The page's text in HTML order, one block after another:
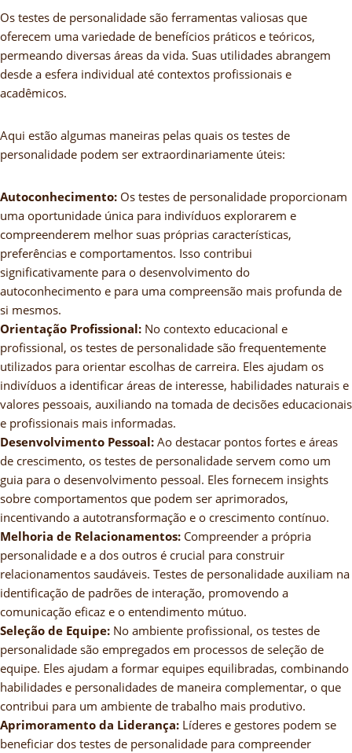
Os testes de personalidade são ferramentas valiosas que
oferecem uma variedade de benefícios práticos e teóricos,
permeando diversas áreas da vida. Suas utilidades abrangem
desde a esfera individual até contextos profissionais e
acadêmicos.
Aqui estão algumas maneiras pelas quais os testes de
personalidade podem ser extraordinariamente úteis:
Autoconhecimento: Os testes de personalidade proporcionam
uma oportunidade única para indivíduos explorarem e
compreenderem melhor suas próprias características,
preferências e comportamentos. Isso contribui
significativamente para o desenvolvimento do
autoconhecimento e para uma compreensão mais profunda de
si mesmos.
Orientação Profissional: No contexto educacional e
profissional, os testes de personalidade são frequentemente
utilizados para orientar escolhas de carreira. Eles ajudam os
indivíduos a identificar áreas de interesse, habilidades naturais e
valores pessoais, auxiliando na tomada de decisões educacionais
e profissionais mais informadas.
Desenvolvimento Pessoal: Ao destacar pontos fortes e áreas
de crescimento, os testes de personalidade servem como um
guia para o desenvolvimento pessoal. Eles fornecem insights
sobre comportamentos que podem ser aprimorados,
incentivando a autotransformação e o crescimento contínuo.
Melhoria de Relacionamentos: Compreender a própria
personalidade e a dos outros é crucial para construir
relacionamentos saudáveis. Testes de personalidade auxiliam na
identificação de padrões de interação, promovendo a
comunicação eficaz e o entendimento mútuo.
Seleção de Equipe: No ambiente profissional, os testes de
personalidade são empregados em processos de seleção de
equipe. Eles ajudam a formar equipes equilibradas, combinando
habilidades e personalidades de maneira complementar, o que
contribui para um ambiente de trabalho mais produtivo.
Aprimoramento da Liderança: Líderes e gestores podem se
beneficiar dos testes de personalidade para compreender